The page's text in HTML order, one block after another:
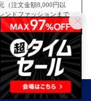
（注文金額8,000円以
ンドファッションまで、